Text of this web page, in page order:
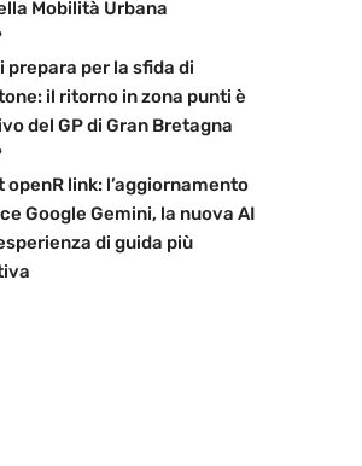
Mobilità Urbana
prepara per la sfida di
il ritorno in zona punti è
del GP di Gran Bretagna
openR link: l’aggiornamento
Google Gemini, la nuova AI
di guida più